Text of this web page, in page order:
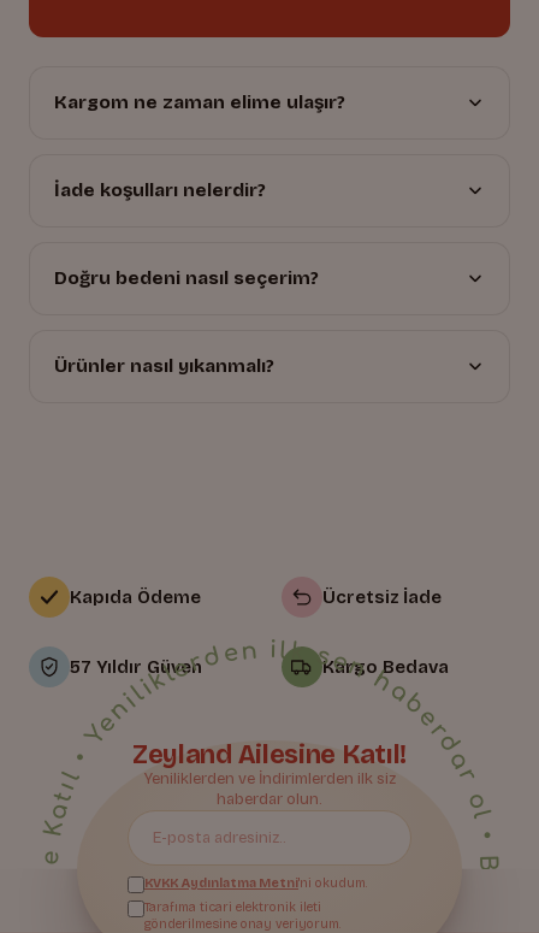
Kargom ne zaman elime ulaşır?
İade koşulları nelerdir?
Doğru bedeni nasıl seçerim?
Ürünler nasıl yıkanmalı?
Kapıda Ödeme
57 Yıldır Güven
Ücretsiz İade
Kargo Bedava
Bize Katıl• Yeniliklerden ilk sen haberdar ol • Bize Katıl • Yeniliklerden ilk sen haberdar ol • Bize Katıl • Yeniliklerden ilk sen haberdar ol • Bize Katıl • Yeniliklerden ilk sen haberdar ol • Bize Katıl • Yeniliklerden ilk sen haberdar ol • Bize Katıl • Yeniliklerden ilk sen haberdar ol • Bize Katıl • Yeniliklerden ilk sen haberdar ol • Bize Katıl • Yeniliklerden ilk sen haberdar ol • Bize Katıl • Yeniliklerden ilk sen haberdar ol • Bize Katıl • Yeniliklerden ilk sen haberdar ol • Bize Katıl • Yeniliklerden ilk sen haberdar ol • Bize Katıl • Yeniliklerden ilk sen haberdar ol • Bize Katıl • Yeniliklerden ilk sen haberdar ol • Bize Katıl • Yeniliklerden ilk sen haberdar ol • Bize Katıl • Yeniliklerden ilk sen haberdar ol • Bize Katıl • Yeniliklerden ilk sen haberdar ol • Bize Katıl • Yeniliklerden ilk sen haberdar ol • Bize Katıl • Yeniliklerden ilk sen haberdar ol • Bize Katıl • Yeniliklerden ilk sen haberdar ol •
Zeyland Ailesine Katıl!
Yeniliklerden ve İndirimlerden ilk siz
haberdar olun.
KVKK Aydınlatma Metni'ni okudum.
Tarafıma ticari elektronik ileti
gönderilmesine onay veriyorum.